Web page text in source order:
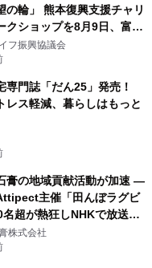
の輪」 熊本復興支援チャリ
クショップを8月9日、富
開催
フ振興協議会
専門誌「だん25」発売！
レス軽減、暮らしはもっと
膏の地域貢献活動が加速 ―
主催「田んぼラグビ
名超が熱狂しNHKで放送さ
株式会社